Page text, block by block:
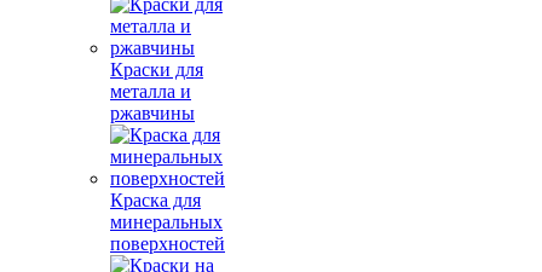
Краски для
металла и
ржавчины
Краска для
минеральных
поверхностей